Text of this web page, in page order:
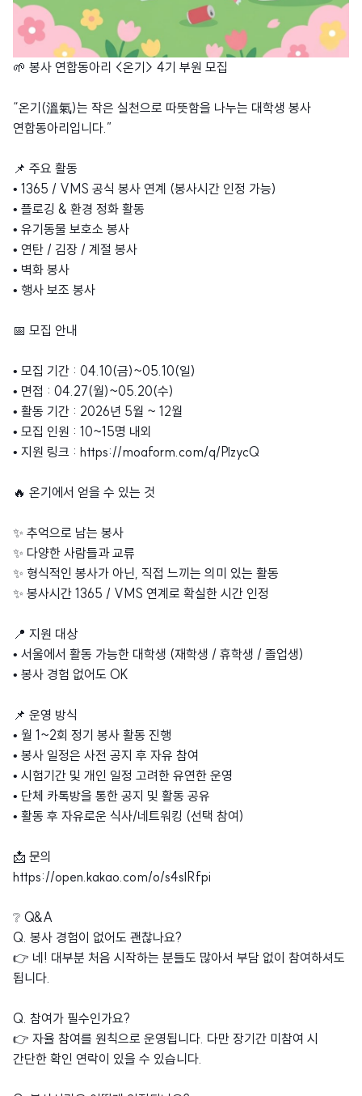
🌱 봉사 연합동아리 <온기> 4기 부원 모집
“온기(溫氣)는 작은 실천으로 따뜻함을 나누는 대학생 봉사
연합동아리입니다.”
📌 주요 활동
• 1365 / VMS 공식 봉사 연계 (봉사시간 인정 가능)
• 플로깅 & 환경 정화 활동
• 유기동물 보호소 봉사
• 연탄 / 김장 / 계절 봉사
• 벽화 봉사
• 행사 보조 봉사
📅 모집 안내
• 모집 기간 : 04.10(금)~05.10(일)
• 면접 : 04.27(월)~05.20(수)
• 활동 기간 : 2026년 5월 ~ 12월
• 모집 인원 : 10~15명 내외
• 지원 링크 : https://moaform.com/q/PlzycQ
🔥 온기에서 얻을 수 있는 것
✨ 추억으로 남는 봉사
✨ 다양한 사람들과 교류
✨ 형식적인 봉사가 아닌, 직접 느끼는 의미 있는 활동
✨ 봉사시간 1365 / VMS 연계로 확실한 시간 인정
📍 지원 대상
• 서울에서 활동 가능한 대학생 (재학생 / 휴학생 / 졸업생)
• 봉사 경험 없어도 OK
📌 운영 방식
• 월 1~2회 정기 봉사 활동 진행
• 봉사 일정은 사전 공지 후 자유 참여
• 시험기간 및 개인 일정 고려한 유연한 운영
• 단체 카톡방을 통한 공지 및 활동 공유
• 활동 후 자유로운 식사/네트워킹 (선택 참여)
📩 문의
https://open.kakao.com/o/s4slRfpi
❔ Q&A
Q. 봉사 경험이 없어도 괜찮나요?
👉 네! 대부분 처음 시작하는 분들도 많아서 부담 없이 참여하셔도
됩니다.
Q. 참여가 필수인가요?
👉 자율 참여를 원칙으로 운영됩니다. 다만 장기간 미참여 시
간단한 확인 연락이 있을 수 있습니다.